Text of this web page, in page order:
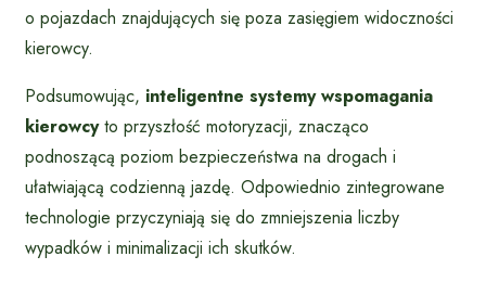
o pojazdach znajdujących się poza zasięgiem widoczności
kierowcy.
Podsumowując, inteligentne systemy wspomagania
kierowcyto przyszłość motoryzacji, znacząco
podnoszącą poziom bezpieczeństwa na drogach i
ułatwiającą codzienną jazdę. Odpowiednio zintegrowane
technologie przyczyniają się do zmniejszenia liczby
wypadków i minimalizacji ich skutków.